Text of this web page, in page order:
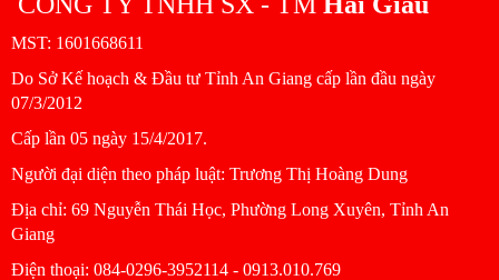
MST: 1601668611
Do Sở Kế hoạch & Đầu tư Tỉnh An Giang cấp lần đầu ngày
07/3/2012
Cấp lần 05 ngày 15/4/2017.
Người đại diện theo pháp luật: Trương Thị Hoàng Dung
Ðịa chỉ: 69 Nguyễn Thái Học, Phường Long Xuyên, Tỉnh An
Giang
Ðiện thoại: 084-0296-3952114 - 0913.010.769